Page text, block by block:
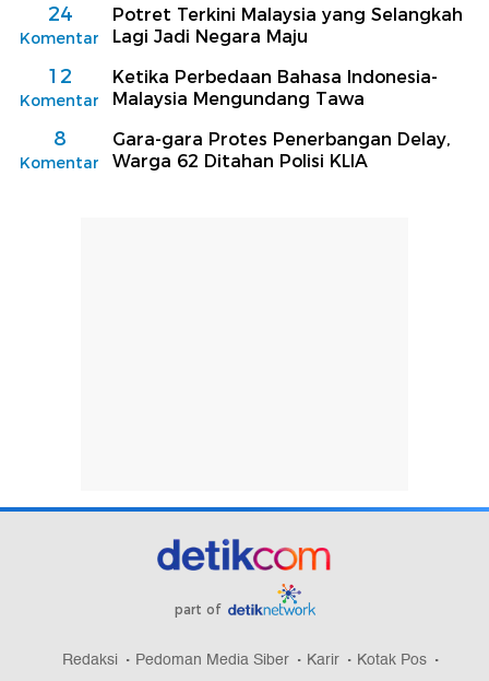
24
Komentar
Potret Terkini Malaysia yang Selangkah
Lagi Jadi Negara Maju
12
Komentar
Ketika Perbedaan Bahasa Indonesia-
Malaysia Mengundang Tawa
8
Komentar
Gara-gara Protes Penerbangan Delay,
Warga 62 Ditahan Polisi KLIA
part of
Redaksi Pedoman Media Siber Karir
Kotak Pos